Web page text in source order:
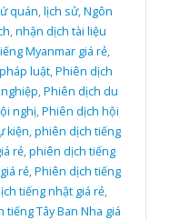
quán,lịch sử,Ngôn
,nhận dịch tài liệu
Myanmar giá rẻ,
pháp luật,Phiên dịch
,Phiên dịch du
nghị,Phiên dịch hội
kiện,phiên dịch tiếng
rẻ,phiên dịch tiếng
rẻ,Phiên dịch tiếng
tiếng nhật giá rẻ,
tiếng Tây Ban Nha giá